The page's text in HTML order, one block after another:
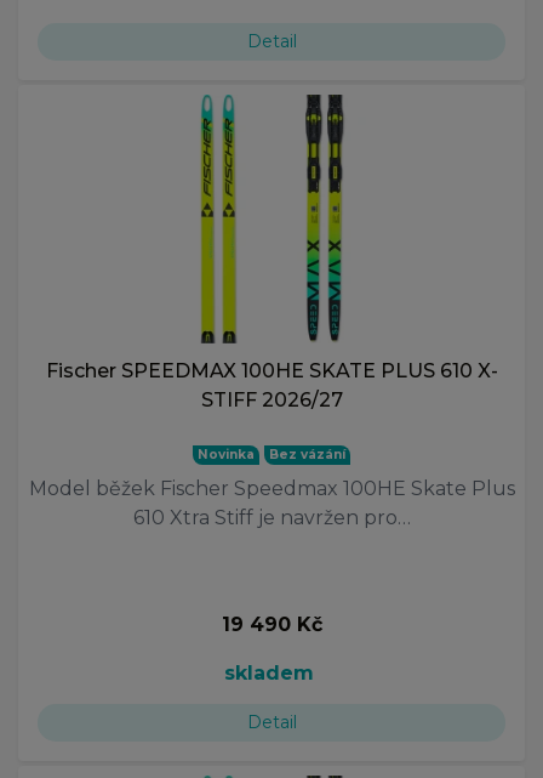
Detail
Fischer SPEEDMAX 100HE SKATE PLUS 610 X-
STIFF 2026/27
Novinka Bez vázání
Model běžek Fischer Speedmax 100HE Skate Plus
610 Xtra Stiff je navržen pro…
19 490 Kč
skladem
Detail